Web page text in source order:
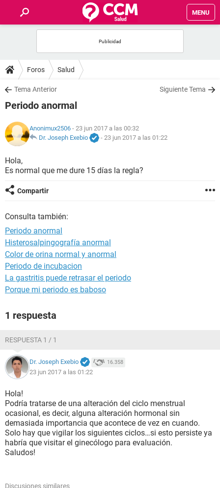
MENU
FOROS
SALUD
NUTRICIÓN
BIENESTAR
SEXUALIDAD
GLOSARIO
Foros Salud
Tema Anterior Siguiente Tema
Periodo anormal
Anonimux2506 - 23 jun 2017 a las 00:32
Dr. Joseph Exebio
- 23 jun 2017 a las 01:22
Hola,
Es normal que me dure 15 días la regla?
Compartir
Consulta también:
Periodo anormal
Histerosalpingografía anormal
Color de orina normal y anormal
Periodo de incubacion
La gastritis puede retrasar el periodo
Porque mi periodo es baboso
1 respuesta
RESPUESTA 1 / 1
Dr. Joseph Exebio 16.358
23 jun 2017 a las 01:22
Hola!
Podría tratarse de una alteración del ciclo menstrual
ocasional, es decir, alguna alteración hormonal sin
demasiada importancia que acontece de vez en cuando.
Solo hay que vigilar los siguientes ciclos…si esto persiste ya
habría que visitar el ginecólogo para evaluación.
Saludos!
Discusiones similares